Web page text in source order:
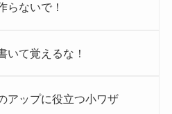
らないで！
いて覚えるな！
アップに役立つ小ワザ